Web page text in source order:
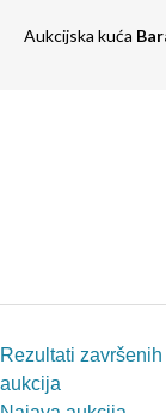
Aukcijska kuća
Rezultati završenih
aukcija